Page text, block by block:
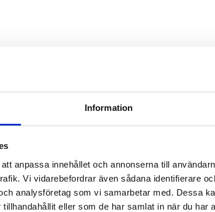
Information
anpassa innehållet och annonserna till
Vi vidarebefordrar även sådana identifierare
analysföretag som vi samarbetar med. Dessa
eller som de har samlat in när du har